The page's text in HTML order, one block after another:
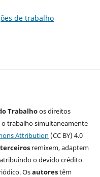
de trabalho
Trabalhoos direitos
o trabalho simultaneamente
Attribution (CC BY) 4.0
terceirosremixem, adaptem
o devido crédito
Osautorestêm